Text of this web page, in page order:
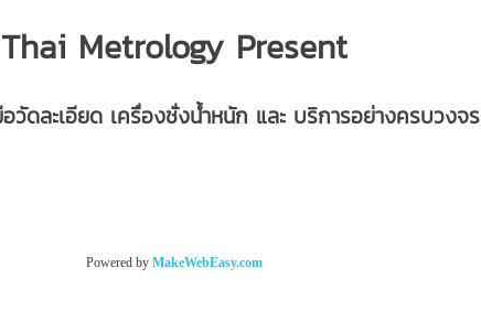
Thai Metrology Present
วัดละเอียด เครื่องชั่งน้ำหนัก และ บริการอย่างครบวงจร
Powered by MakeWebEasy.com